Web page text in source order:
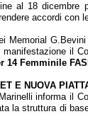
al 18 dicembre
accordi con
Memorial
manifestazione il
14 Femminile
E NUOVA
informa il
la struttura di